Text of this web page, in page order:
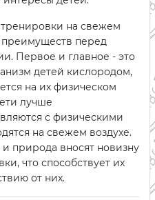
на свежем
перед
Первое и главное - это
детей кислородом,
на их физическом
лучше
с физическими
на свежем воздухе.
природа вносят новизну
что способствует их
от них.